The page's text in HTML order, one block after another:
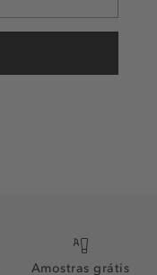
Amostras grátis